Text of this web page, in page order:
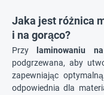
Jaka jest różnica
i na gorąco?
Przy laminowaniu
podgrzewana, aby
zapewniając
odpowiednia dla